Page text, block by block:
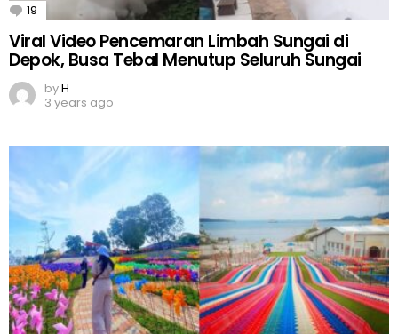
19 Comments
Viral Video Pencemaran Limbah Sungai di
Depok, Busa Tebal Menutup Seluruh Sungai
byH
3 years ago